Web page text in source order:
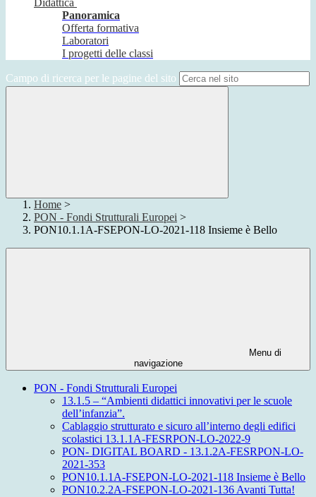
Didattica
Panoramica
Offerta formativa
Laboratori
I progetti delle classi
Campo di ricerca per le pagine del sito
Home >
PON - Fondi Strutturali Europei >
PON10.1.1A-FSEPON-LO-2021-118 Insieme è Bello
Menu di
navigazione
PON - Fondi Strutturali Europei
13.1.5 – “Ambienti didattici innovativi per le scuole
dell’infanzia”.
Cablaggio strutturato e sicuro all’interno degli edifici
scolastici 13.1.1A-FESRPON-LO-2022-9
PON- DIGITAL BOARD - 13.1.2A-FESRPON-LO-
2021-353
PON10.1.1A-FSEPON-LO-2021-118 Insieme è Bello
PON10.2.2A-FSEPON-LO-2021-136 Avanti Tutta!